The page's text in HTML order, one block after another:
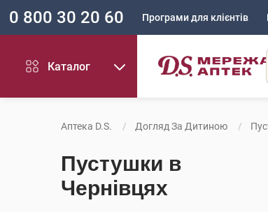
0 800 30 20 60 Програми для клієнтів
Каталог
Аптека D.S. Догляд За Дитиною
Пустушки в
Чернівцях